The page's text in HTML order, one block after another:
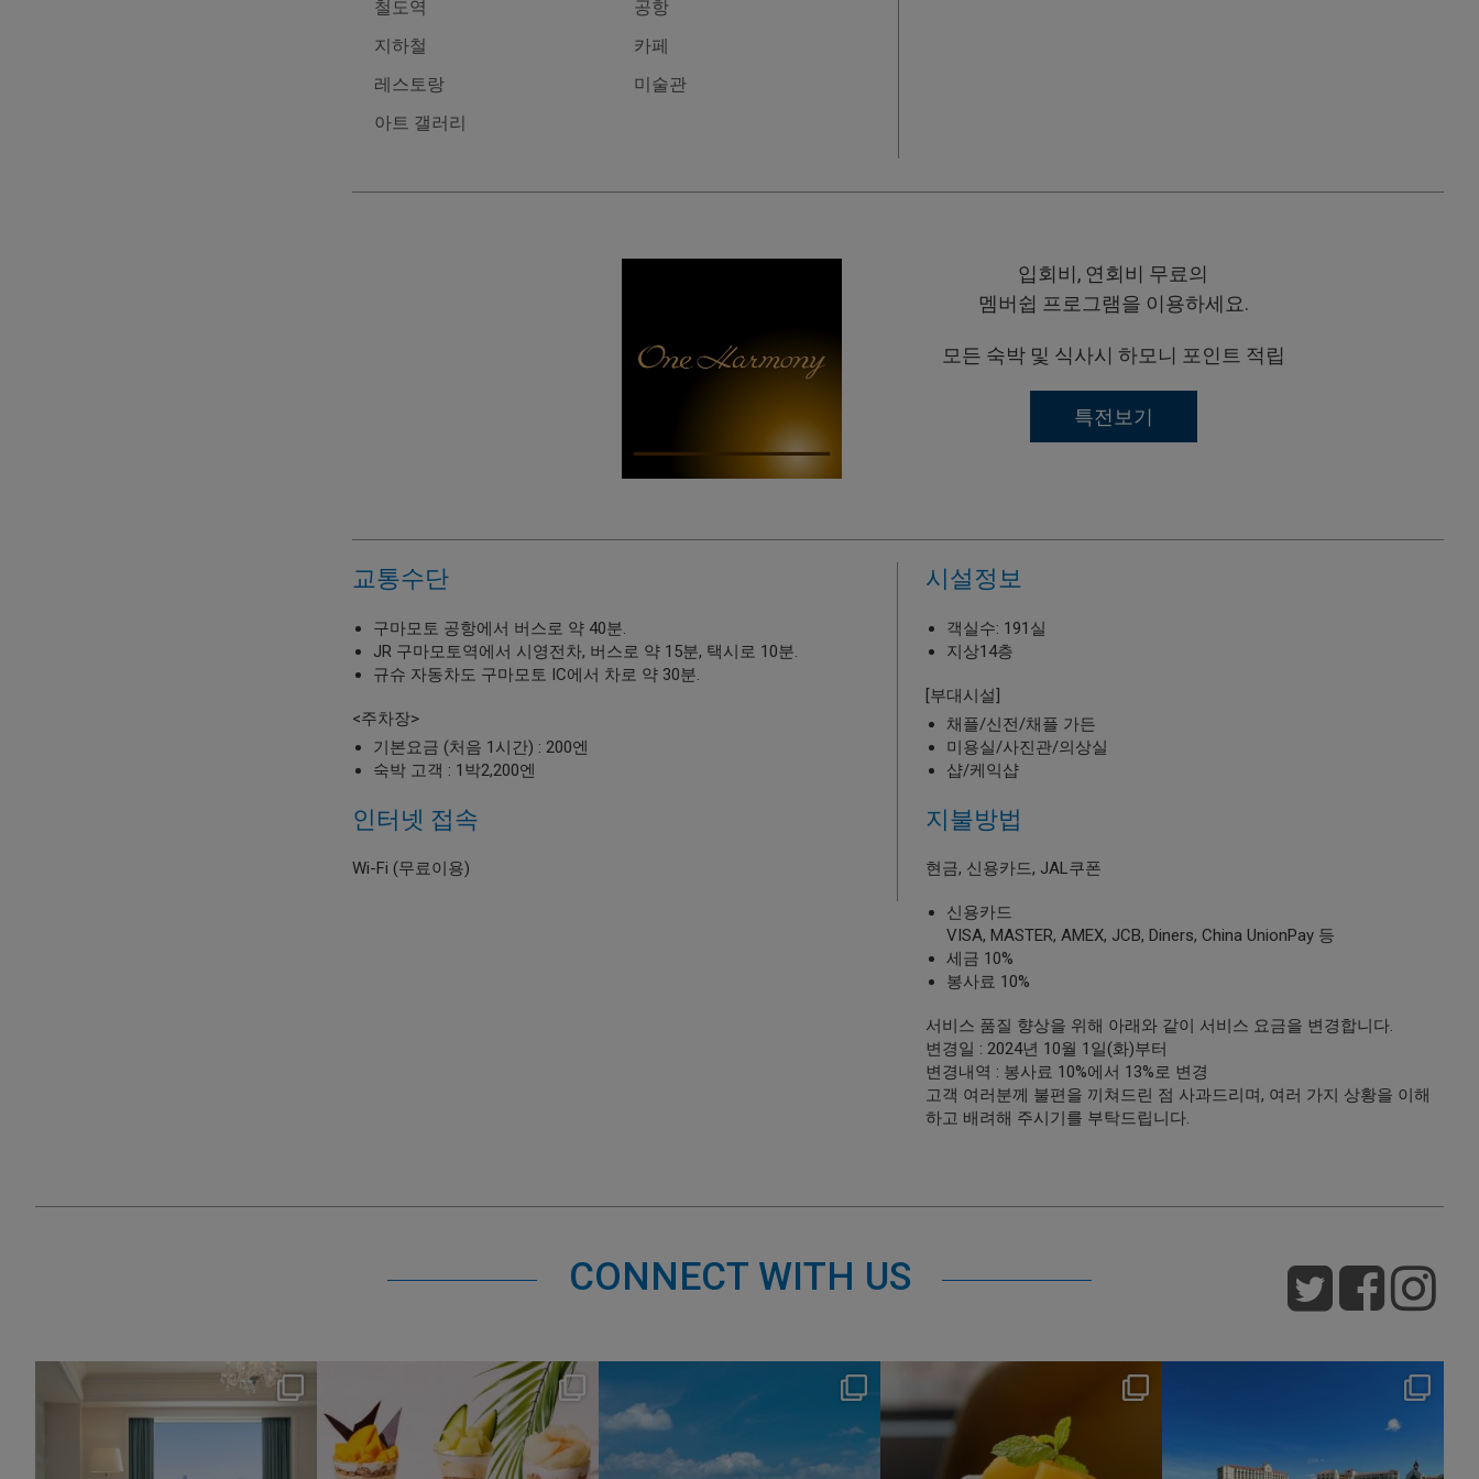
철도역
공항
지하철
카페
레스토랑
미술관
아트 갤러리
입회비, 연회비 무료의
멤버쉽 프로그램을 이용하세요.
모든 숙박 및 식사시 하모니 포인트 적립
특전보기
교통수단
구마모토 공항에서 버스로 약 40분.
JR 구마모토역에서 시영전차, 버스로 약 15분, 택시로 10분.
규슈 자동차도 구마모토 IC에서 차로 약 30분.
<주차장>
기본요금 (처음 1시간) : 200엔
숙박 고객 : 1박2,200엔
인터넷 접속
Wi-Fi (무료이용)
시설정보
객실수: 191실
지상14층
[부대시설]
채플/신전/채플 가든
미용실/사진관/의상실
샵/케익샵
지불방법
현금, 신용카드, JAL쿠폰
신용카드
VISA, MASTER, AMEX, JCB, Diners, China UnionPay 등
세금 10%
봉사료 10%
서비스 품질 향상을 위해 아래와 같이 서비스 요금을 변경합니다.
변경일 : 2024년 10월 1일(화)부터
변경내역 : 봉사료 10%에서 13%로 변경
고객 여러분께 불편을 끼쳐드린 점 사과드리며, 여러 가지 상황을 이해
하고 배려해 주시기를 부탁드립니다.
CONNECT WITH US
Aug 7
148 0
nikko_hotels
Aug 4
184 1
nikko_hotels
1